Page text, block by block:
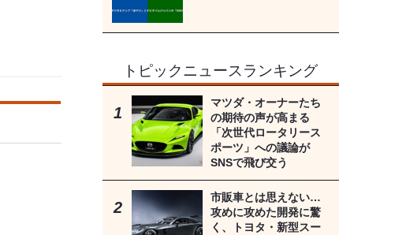
トピックニュースランキング
マツダ・オーナーたち
の期待の声が高まる
「次世代ロータリース
ポーツ」への議論が
SNSで飛び交う
市販車とは思えない…
攻めに攻めた開発に驚
く、トヨタ・新型スー